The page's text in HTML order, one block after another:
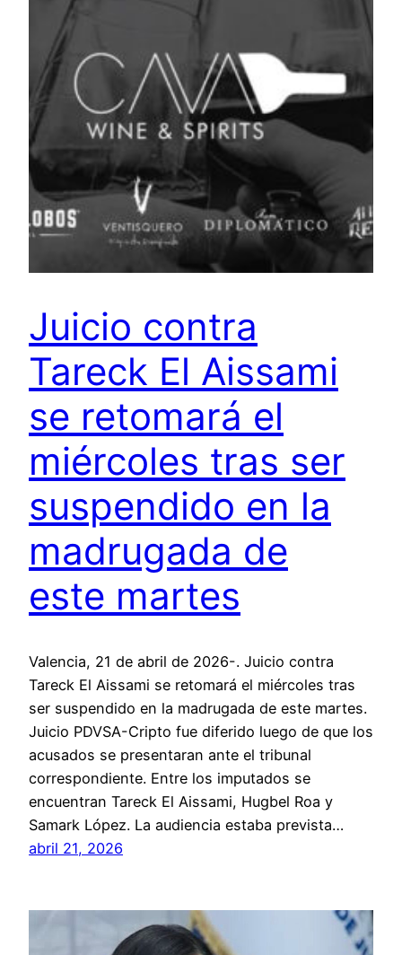
Juicio contra
Tareck El Aissami
se retomará el
miércoles tras ser
suspendido en la
madrugada de
este martes
Valencia, 21 de abril de 2026-. Juicio contra
Tareck El Aissami se retomará el miércoles tras
ser suspendido en la madrugada de este martes.
Juicio PDVSA-Cripto fue diferido luego de que los
acusados se presentaran ante el tribunal
correspondiente. Entre los imputados se
encuentran Tareck El Aissami, Hugbel Roa y
Samark López. La audiencia estaba prevista…
abril 21, 2026